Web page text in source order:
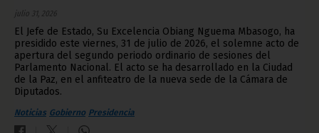
julio 31, 2026
El Jefe de Estado, Su Excelencia Obiang Nguema Mbasogo, ha
presidido este viernes, 31 de julio de 2026, el solemne acto de
apertura del segundo periodo ordinario de sesiones del
Parlamento Nacional. El acto se ha desarrollado en la Ciudad
de la Paz, en el anfiteatro de la nueva sede de la Cámara de
Diputados.
Noticias Gobierno Presidencia